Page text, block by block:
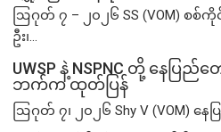
ဩဂုတ် ၇ – ၂၀၂၆ SS (VOM) စစ်
ဦး၊...
UWSP နဲ့ NSPNC တို့ နေပြ
ဘက်က ထုတ်ပြန်
ဩဂုတ် ၇၊ ၂၀၂၆ Shy V (VOM)